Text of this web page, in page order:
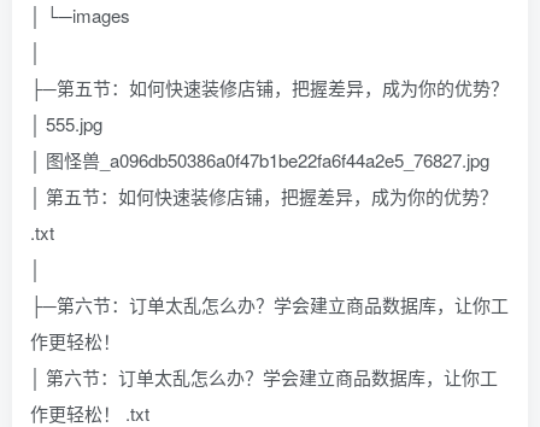
│ └─images
├─第五节：如何快速装修店铺，把握差异，成为你的优势？
│ 555.jpg
│ 图怪兽_a096db50386a0f47b1be22fa6f44a2e5_76827.jpg
│ 第五节：如何快速装修店铺，把握差异，成为你的优势？
.txt
├─第六节：订单太乱怎么办？学会建立商品数据库，让你工
作更轻松！
│ 第六节：订单太乱怎么办？学会建立商品数据库，让你工
作更轻松！ .txt